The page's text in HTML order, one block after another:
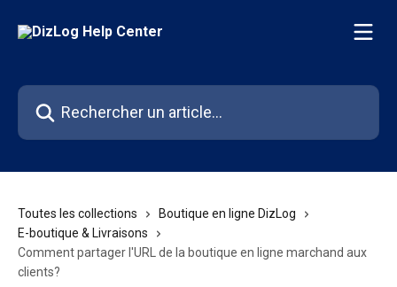
Rechercher un article...
Toutes les collections
Boutique en ligne DizLog
E-boutique & Livraisons
Comment partager l'URL de la boutique en ligne marchand aux
clients?